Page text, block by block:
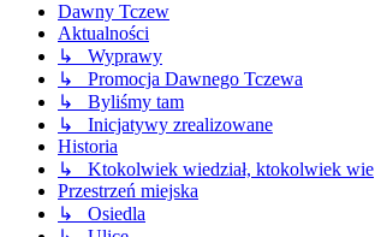
Dawny Tczew
Aktualności
↳ Wyprawy
↳ Promocja Dawnego Tczewa
↳ Byliśmy tam
↳ Inicjatywy zrealizowane
Historia
↳ Ktokolwiek wiedział, ktokolwiek wie
Przestrzeń miejska
↳ Osiedla